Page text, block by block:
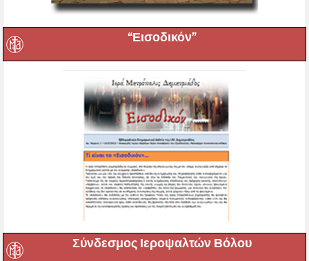
“Εισοδικόν”
Σύνδεσμος Ιεροψαλτών Βόλου